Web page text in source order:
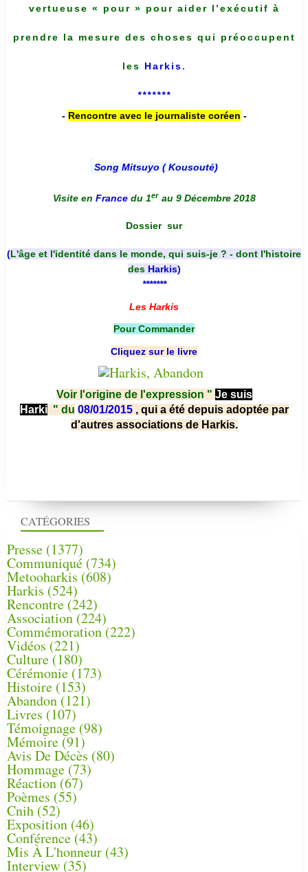
CATÉGORIES
Presse (1377)
Communiqué (734)
Metooharkis (608)
Harkis (524)
Rencontre (242)
Association (224)
Commémoration(222)
Vidéos (221)
Culture(180)
Cérémonie (173)
Histoire (153)
Abandon(121)
Livres (107)
Témoignage (98)
Mémoire (91)
Avis De Décès (80)
Hommage (73)
Réaction(67)
Poèmes (55)
Cnih (52)
Exposition (46)
Conférence(43)
Mis À L'honneur (43)
Interview (35)
vertueuse « pour » pour aider l’exécutif à
prendre la mesure des choses qui préoccupent
les Harkis.
*******
- Rencontre avec le journaliste coréen -
Song Mitsuyo ( Kousouté)
Visite en France du 1er au 9 Décembre 2018
Dossier sur
(L'âge et l'identité dans le monde, qui suis-je ? - dont l'histoire
des Harkis)
*******
Les Harkis
Pour Commander
Cliquez sur le livre
Voir l'origine de l'expression " Je suis
Harki " du 08/01/2015 , qui a été depuis adoptée par
d'autres associations de Harkis.